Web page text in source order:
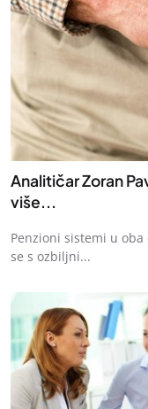
Analitičar Zoran
više...
Penzioni sistemi u
se s ozbiljni...